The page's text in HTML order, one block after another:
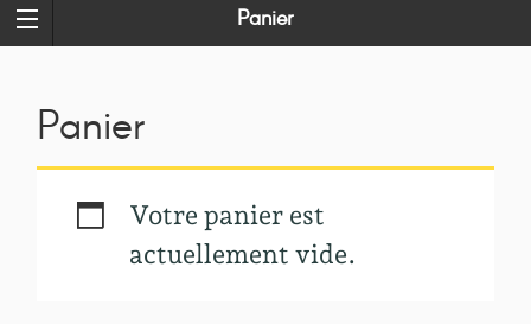
Panier
Panier
Votre panier est
actuellement vide.